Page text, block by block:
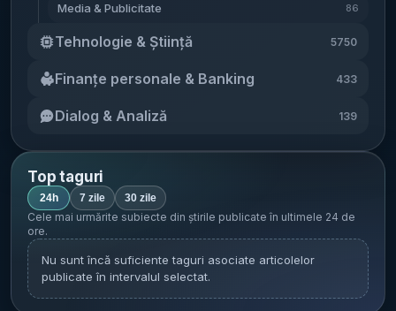
cifre asupra afacerii locale nu poate fi
[...]
Media & Publicitate 86
Tehnologie & Știință 5750
Finanțe personale & Banking 433
Dialog & Analiză 139
Top taguri
24h 7 zile 30 zile
Cele mai urmărite subiecte din știrile publicate în ultimele 24 de
ore.
Nu sunt încă suficiente taguri asociate articolelor
publicate în intervalul selectat.